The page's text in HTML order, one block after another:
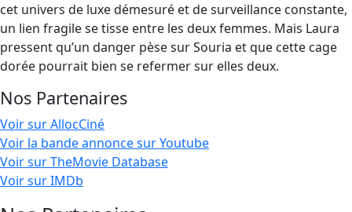
cet univers de luxe démesuré et de surveillance constante,
un lien fragile se tisse entre les deux femmes. Mais Laura
pressent qu’un danger pèse sur Souria et que cette cage
dorée pourrait bien se refermer sur elles deux.
Nos Partenaires
Voir sur AllocCiné
Voir la bande annonce sur Youtube
Voir sur TheMovie Database
Voir sur IMDb